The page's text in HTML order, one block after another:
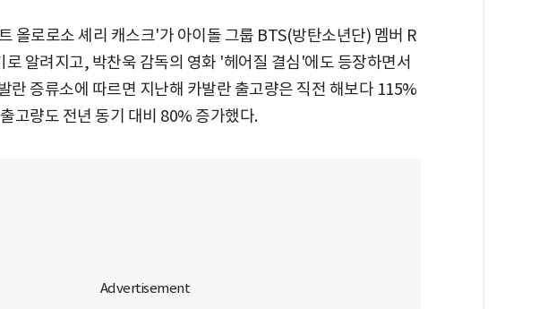
올로로소 셰리 캐스크'가 아이돌 그룹 BTS(방탄소년단) 멤버 R
로 알려지고, 박찬욱 감독의 영화 '헤어질 결심'에도 등장하면서
란 증류소에 따르면 지난해 카발란 출고량은 직전 해보다 115%
고량도 전년 동기 대비 80% 증가했다.